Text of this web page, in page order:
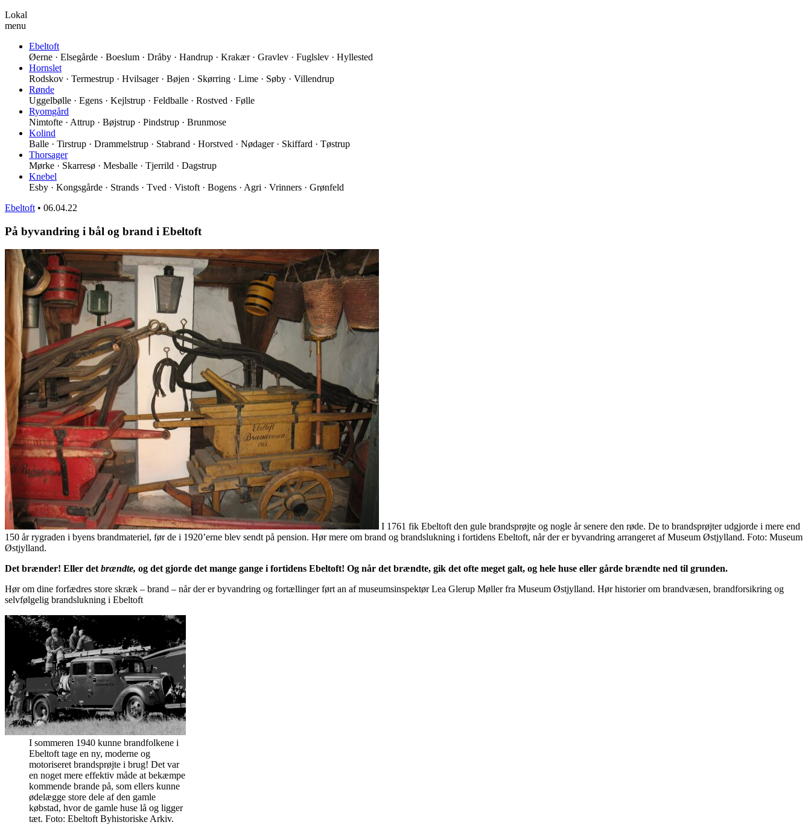
Lokal
menu
Ebeltoft
Øerne · Elsegårde · Boeslum · Dråby · Handrup · Krakær · Gravlev · Fuglslev · Hyllested
Hornslet
Rodskov · Termestrup · Hvilsager · Bøjen · Skørring · Lime · Søby · Villendrup
Rønde
Uggelbølle · Egens · Kejlstrup · Feldballe · Rostved · Følle
Ryomgård
Nimtofte · Attrup · Bøjstrup · Pindstrup · Brunmose
Kolind
Balle · Tirstrup · Drammelstrup · Stabrand · Horstved · Nødager · Skiffard · Tøstrup
Thorsager
Mørke · Skarresø · Mesballe · Tjerrild · Dagstrup
Knebel
Esby · Kongsgårde · Strands · Tved · Vistoft · Bogens · Agri · Vrinners · Grønfeld
Ebeltoft • 06.04.22
På byvandring i bål og brand i Ebeltoft
I 1761 fik Ebeltoft den gule brandsprøjte og nogle år senere den røde. De to brandsprøjter udgjorde i mere end
150 år rygraden i byens brandmateriel, før de i 1920’erne blev sendt på pension. Hør mere om brand og brandslukning i fortidens Ebeltoft, når der er byvandring arrangeret af Museum Østjylland. Foto: Museum
Østjylland.
Det brænder! Eller det brændte, og det gjorde det mange gange i fortidens Ebeltoft! Og når det brændte, gik det ofte meget galt, og hele huse eller gårde brændte ned til grunden.
Hør om dine forfædres store skræk – brand – når der er byvandring og fortællinger ført an af museumsinspektør Lea Glerup Møller fra Museum Østjylland. Hør historier om brandvæsen, brandforsikring og
selvfølgelig brandslukning i Ebeltoft
I sommeren 1940 kunne brandfolkene i
Ebeltoft tage en ny, moderne og
motoriseret brandsprøjte i brug! Det var
en noget mere effektiv måde at bekæmpe
kommende brande på, som ellers kunne
ødelægge store dele af den gamle
købstad, hvor de gamle huse lå og ligger
tæt. Foto: Ebeltoft Byhistoriske Arkiv.